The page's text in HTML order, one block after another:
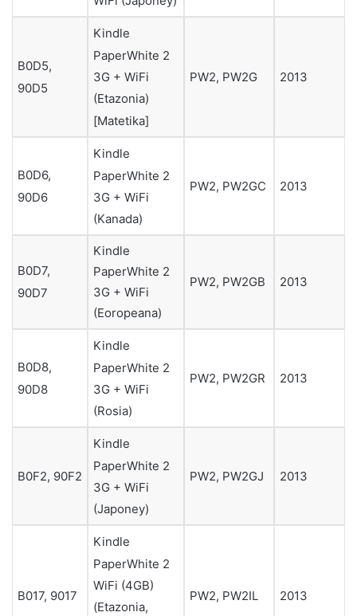
B0D5,
90D5
Kindle
PaperWhite 2
3G + WiFi
(Etazonia)
[Matetika]
PW2, PW2G 2013
B0D6,
90D6
Kindle
PaperWhite 2
3G + WiFi
(Kanada)
PW2, PW2GC 2013
B0D7,
90D7
Kindle
PaperWhite 2
3G + WiFi
(Eoropeana)
PW2, PW2GB 2013
B0D8,
90D8
Kindle
PaperWhite 2
3G + WiFi
(Rosia)
PW2, PW2GR 2013
B0F2, 90F2
Kindle
PaperWhite 2
3G + WiFi
(Japoney)
PW2, PW2GJ 2013
B017, 9017
Kindle
PaperWhite 2
WiFi (4GB)
(Etazonia,
PW2, PW2IL 2013